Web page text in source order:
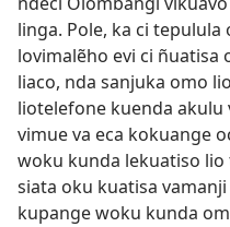
linga. Pole, ka ci
lovimalẽho evi ci ñuatisa
liaco, nda sanjuka omo
liotelefone kuenda akulu
vimue va eca kokuange
woku kunda lekuatiso lio
siata oku kuatisa
kupange woku kunda